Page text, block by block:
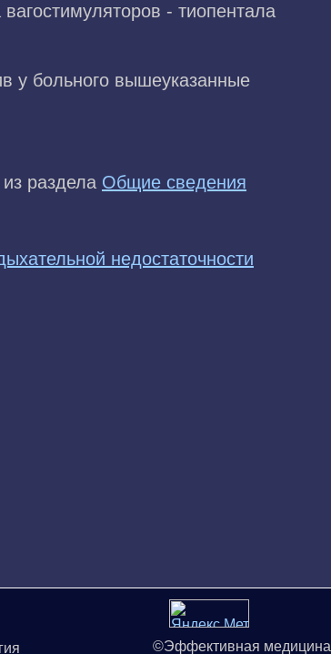
- тиопентала
у больного вышеуказанные
из раздела Общие сведения
недостаточности
©Эффективная медицина